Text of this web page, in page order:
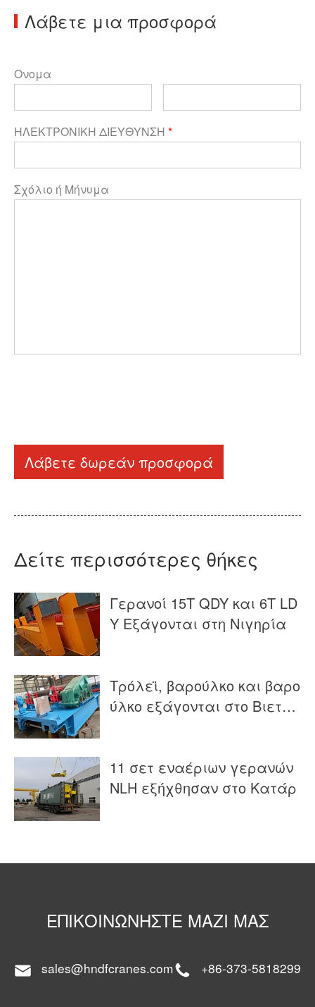
Λάβετε μια προσφορά
Ονομα
ΗΛΕΚΤΡΟΝΙΚΗ ΔΙΕΥΘΥΝΣΗ *
Σχόλιο ή Μήνυμα
Λάβετε δωρεάν προσφορά
Δείτε περισσότερες θήκες
Γερανοί 15T QDY και 6T LD
Y Εξάγονται στη Νιγηρία
Τρόλεϊ, βαρούλκο και βαρο
ύλκο εξάγονται στο Βιετνά
11 σετ εναέριων γερανών
NLH εξήχθησαν στο Κατάρ
ΕΠΙΚΟΙΝΩΝΉΣΤΕ ΜΑΖΊ ΜΑΣ
sales@hndfcranes.com +86-373-5818299